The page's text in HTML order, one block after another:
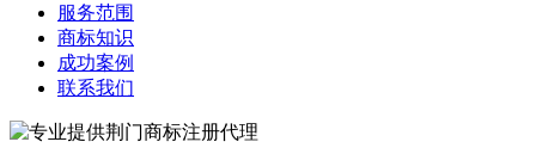
服务范围
商标知识
成功案例
联系我们